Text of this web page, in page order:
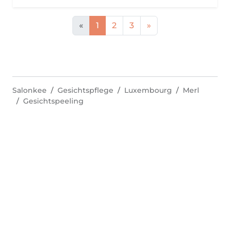
« 1 2 3 »
Salonkee Gesichtspflege Luxembourg
Merl
Gesichtspeeling